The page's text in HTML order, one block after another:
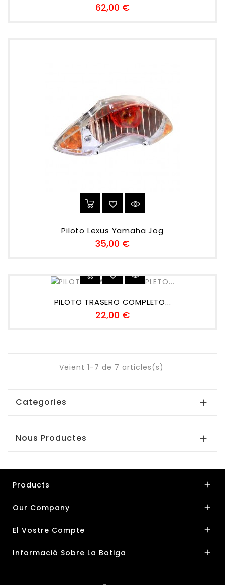
62,00 €Preu
Piloto Lexus Yamaha Jog
35,00 €Preu
PILOTO TRASERO COMPLETO...
22,00 €Preu
Veient 1-7 de 7 articles(s)
Categories 
Nous Productes 
Products 
Our Company 
El Vostre Compte 
Informació Sobre La Botiga 